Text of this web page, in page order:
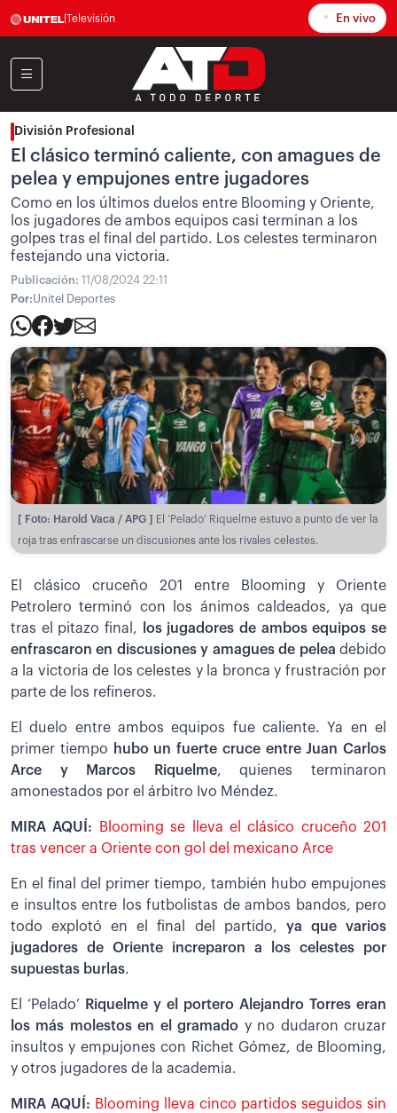
Televisión En vivo
División Profesional
El clásico terminó caliente, con amagues de
pelea y empujones entre jugadores
Como en los últimos duelos entre Blooming y Oriente,
los jugadores de ambos equipos casi terminan a los
golpes tras el final del partido. Los celestes terminaron
festejando una victoria.
Publicación: 11/08/2024 22:11
Por:Unitel Deportes
[ Foto: Harold Vaca / APG ]
El ‘Pelado’ Riquelme estuvo a punto de ver la
roja tras enfrascarse un discusiones ante los rivales celestes.
El clásico cruceño 201 entre Blooming y Oriente
Petrolero terminó con los ánimos caldeados, ya que
tras el pitazo final,
los jugadores de ambos equipos se
enfrascaron en discusiones y amagues de pelea debido
a la victoria de los celestes y la bronca y frustración por
parte de los refineros.
El duelo entre ambos equipos fue caliente. Ya en el
primer tiempo
hubo un fuerte cruce entre Juan Carlos
Arce y Marcos Riquelme, quienes terminaron
amonestados por el árbitro Ivo Méndez.
MIRA AQUÍ:
Blooming se lleva el clásico cruceño 201
tras vencer a Oriente con gol del mexicano Arce
En el final del primer tiempo, también hubo empujones
e insultos entre los futbolistas de ambos bandos, pero
todo explotó en el final del partido, ya que varios
jugadores de Oriente increparon a los celestes por
supuestas burlas.
El ‘Pelado’
Riquelme y el portero Alejandro Torres eran
los más molestos en el gramado y no dudaron cruzar
insultos y empujones con Richet Gómez, de Blooming,
y otros jugadores de la academia.
MIRA AQUÍ: Blooming lleva cinco partidos seguidos sin